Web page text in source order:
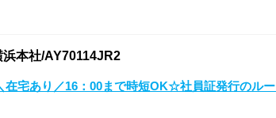
本社/AY70114JR2
在宅あり／16：00まで時短OK☆社員証発行のル